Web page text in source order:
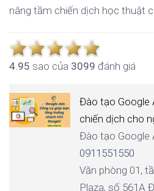
nâng tầm chiến dịch học thuật
4.95 sao của 3099 đánh giá
Đào tạo Google
chiến dịch cho
Đào tạo Google
0911551550
Văn phòng 01,
Plaza, số 561A